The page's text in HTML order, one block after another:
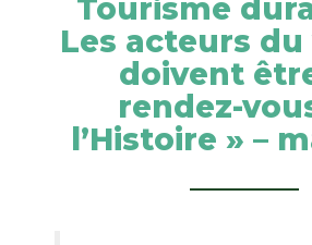
Tourisme
Les acteurs du
doivent
rendez-
l’Histoire » –